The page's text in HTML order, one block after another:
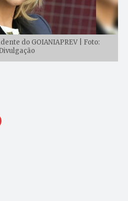
do GOIANIAPREV | Foto: